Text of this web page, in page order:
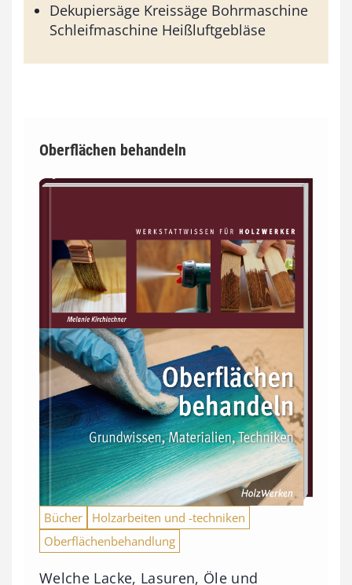
Dekupiersäge Kreissäge Bohrmaschine
Schleifmaschine Heißluftgebläse
Oberflächen behandeln
Bücher
Holzarbeiten und -techniken
Oberflächenbehandlung
Welche Lacke, Lasuren, Öle und